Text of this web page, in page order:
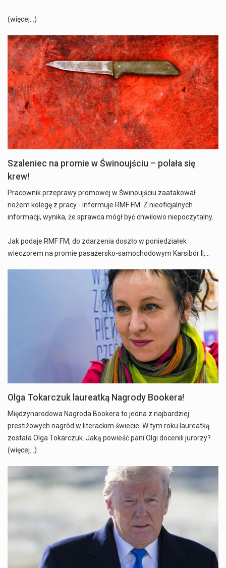
(więcej…)
Szaleniec na promie w Świnoujściu – polała się
krew!
Pracownik przeprawy promowej w Świnoujściu zaatakował
nożem kolegę z pracy - informuje RMF FM. Z nieoficjalnych
informacji, wynika, że sprawca mógł być chwilowo niepoczytalny.
Jak podaje RMF FM, do zdarzenia doszło w poniedziałek
wieczorem na promie pasażersko-samochodowym Karsibór II,…
Olga Tokarczuk laureatką Nagrody Bookera!
Międzynarodowa Nagroda Bookera to jedna z najbardziej
prestiżowych nagród w literackim świecie. W tym roku laureatką
została Olga Tokarczuk. Jaką powieść pani Olgi docenili jurorzy?
(więcej…)